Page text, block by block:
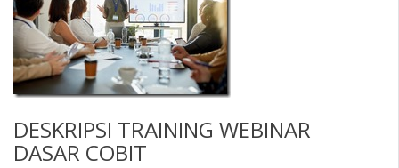
DESKRIPSI TRAINING WEBINAR
DASAR COBIT